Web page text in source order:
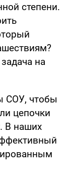
степени.
на
СОУ, чтобы
цепочки
В наших